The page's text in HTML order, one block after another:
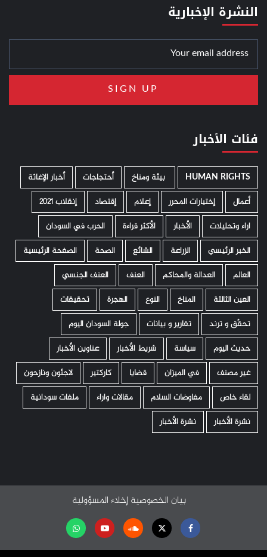
النشرة الإخبارية
فئات الأخبار
HUMAN RIGHTS ­ بيئة ومناخ أحتجاجات
أخبار الإغاثة
أعمال
إختيارات المحرر إعلام إقتصاد
إنقلاب 2021
اراء وتحليلات
الأخبار الأكثر قراءة
الحرب في السودان
الخبر الرئيسي
الزراعة الشائع الصحة
الصفحة الرئيسية
العالم
العدالة والمحاكم العنف
العنف الجنسي
العين الثالثة
المناخ النوع الهجرة
تحقيقات
تحقّق و ترند
تقارير و بيانات
جولة السودان اليوم
حديث اليوم
سياسة شريط الأخبار
عناوين الأخبار
غير مصنف
في الميزان قضايا كاركتير
لاجئون ونازحون
لقاء خاص
مفاوضات السلام مقالات واراء
ملفات سودانية
نشرة الأخبار
نشرة الأخبار
بيان الخصوصية إخلاء المسؤولية
Facebook
Twitter
Soundcloud
Youtubeتابعنا